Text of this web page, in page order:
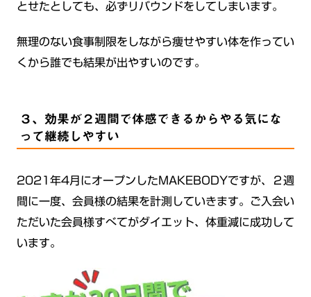
とせたとしても、必ずリバウンドをしてしまいます。
無理のない食事制限をしながら痩せやすい体を作ってい
くから誰でも結果が出やすいのです。
３、効果が２週間で体感できるからやる気にな
って継続しやすい
2021年4月にオープンしたMAKEBODYですが、２週
間に一度、会員様の結果を計測していきます。ご入会い
ただいた会員様すべてがダイエット、体重減に成功して
います。